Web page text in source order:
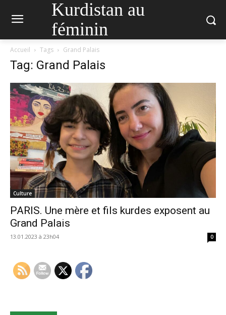
Kurdistan au
féminin
Accueil Tags Grand Palais
Tag: Grand Palais
Culture
PARIS. Une mère et fils kurdes exposent au
Grand Palais
13.01.2023 à 23h04 0